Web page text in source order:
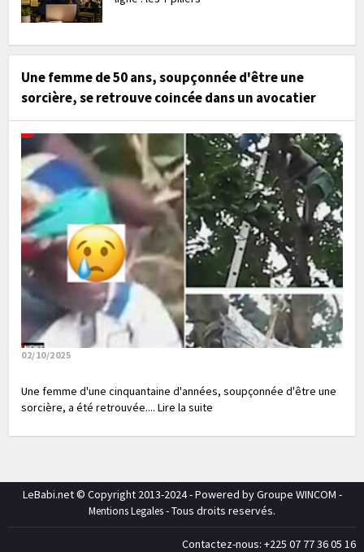
Une femme de 50 ans, soupçonnée d'être une
sorcière, se retrouve coincée dans un avocatier
02/10/2025
Une femme d'une cinquantaine d'années, soupçonnée d'être une
sorcière, a été retrouvée.... Lire la suite
LeBabi.net © Copyright 2013-2024 - Powered by Groupe WINCOM -
Mentions Legales- Tous droits reservés.
Contactez-nous: +225 07 77 36 05 16